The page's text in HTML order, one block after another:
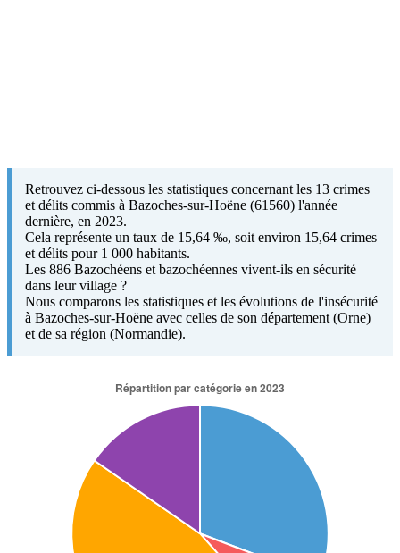
Retrouvez ci-dessous les statistiques concernant les 13 crimes
et délits commis à Bazoches-sur-Hoëne (61560) l'année
dernière, en 2023.
Cela représente un taux de 15,64 ‰, soit environ 15,64 crimes
et délits pour 1 000 habitants.
Les 886 Bazochéens et bazochéennes vivent-ils en sécurité
dans leur village ?
Nous comparons les statistiques et les évolutions de l'insécurité
à Bazoches-sur-Hoëne avec celles de son département (Orne)
et de sa région (Normandie).